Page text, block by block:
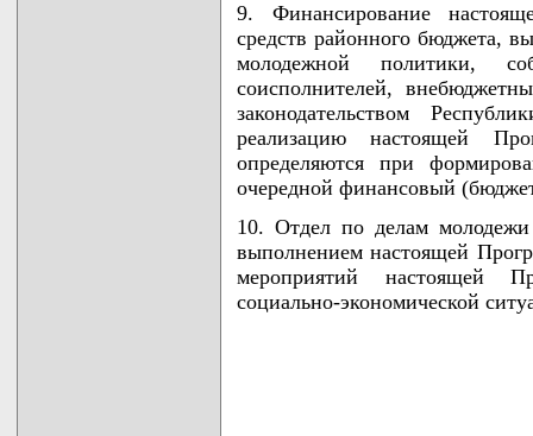
9. Финансирование
средств районного бюджета,
молодежной политики,
соисполнителей,
законодательством
реализацию настоящей
определяются при
очередной финансовый
10. Отдел по делам молодежи
выполнением настоящей
мероприятий настоящей
социально-экономической